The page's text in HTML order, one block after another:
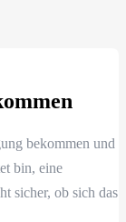
bekommen und
bin, eine
sicher, ob sich das